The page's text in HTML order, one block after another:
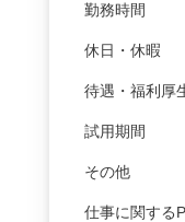
勤務時間
休日・休暇
待遇・福利厚
試用期間
その他
仕事に関する